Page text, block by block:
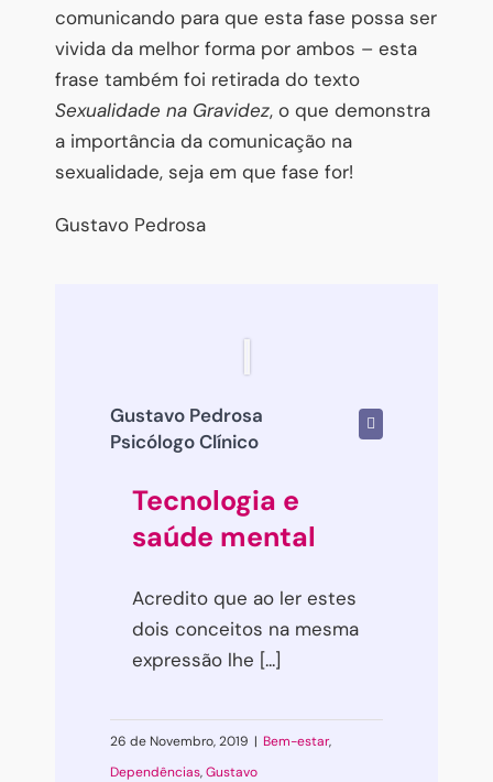
comunicando para que esta fase possa ser
vivida da melhor forma por ambos – esta
frase também foi retirada do texto
Sexualidade na Gravidez, o que demonstra
a importância da comunicação na
sexualidade, seja em que fase for!
Gustavo Pedrosa
Gustavo Pedrosa
Psicólogo Clínico
Tecnologia e
saúde mental
Acredito que ao ler estes
dois conceitos na mesma
expressão lhe [...]
26 de Novembro, 2019 | Bem-estar,
Dependências,Gustavo